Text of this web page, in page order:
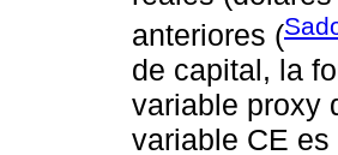
anteriores (
de capital, la
variable proxy
variable CE